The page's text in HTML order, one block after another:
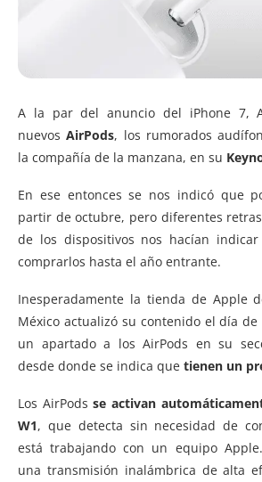
A la par del anuncio del iPhone 7,
nuevosAirPods, los rumorados
la compañía de la manzana, en su
En ese entonces se nos indicó que
partir de octubre, pero diferentes
de los dispositivos nos hacían
comprarlos hasta el año entrante.
Inesperadamente la tienda de Apple
México actualizó su contenido el día
un apartado a los AirPods en su
desde donde se indica que tienen un
Los AirPodsse activan
W1, que detecta sin necesidad de
está trabajando con un equipo
una transmisión inalámbrica de alta